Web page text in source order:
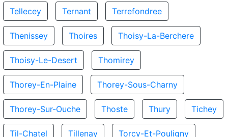
Tellecey Ternant Terrefondree
Thenissey Thoires Thoisy-La-Berchere
Thoisy-Le-Desert Thomirey
Thorey-En-Plaine Thorey-Sous-Charny
Thorey-Sur-Ouche Thoste Thury Tichey
Til-Chatel Tillenay Torcy-Et-Pouligny